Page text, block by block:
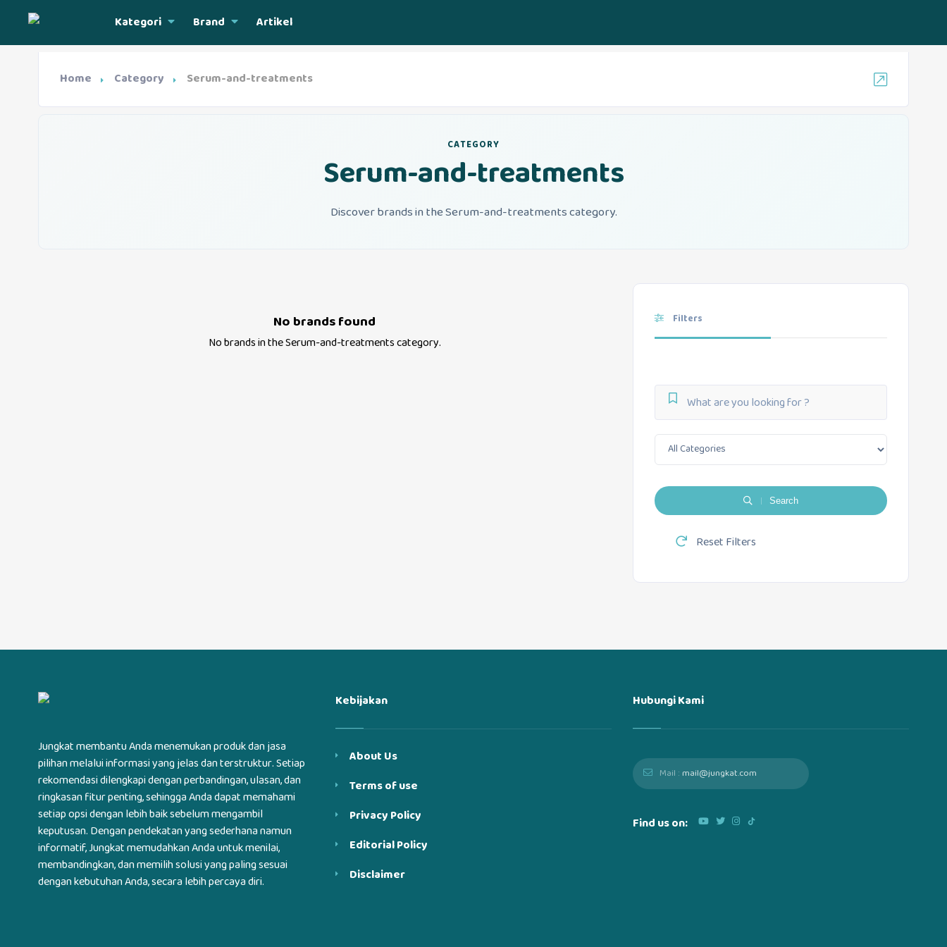
Kategori Brand Artikel
Home Category Serum-and-treatments
CATEGORY
Serum-and-treatments
Discover brands in the Serum-and-treatments category.
Filters
Search
Reset Filters
No brands found
No brands in theSerum-and-treatmentscategory.
Jungkat membantu Anda menemukan produk dan jasa
pilihan melalui informasi yang jelas dan terstruktur. Setiap
rekomendasi dilengkapi dengan perbandingan, ulasan, dan
ringkasan fitur penting, sehingga Anda dapat memahami
setiap opsi dengan lebih baik sebelum mengambil
keputusan. Dengan pendekatan yang sederhana namun
informatif, Jungkat memudahkan Anda untuk menilai,
membandingkan, dan memilih solusi yang paling sesuai
dengan kebutuhan Anda, secara lebih percaya diri.
Kebijakan
About Us
Terms of use
Privacy Policy
Editorial Policy
Disclaimer
Hubungi Kami
Mail :mail@jungkat.com
Find us on: